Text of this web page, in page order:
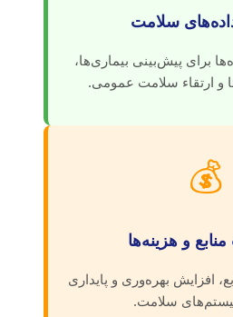
سلامت
برای پیش‌بینی بیماری‌ها،
و ارتقاء سلامت عمومی.
💰
و هزینه‌ها
افزایش بهره‌وری و پایداری
سلامت.